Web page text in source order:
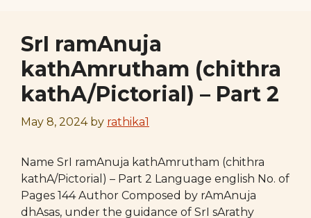
SrI ramAnuja
kathAmrutham (chithra
kathA/Pictorial) – Part 2
May 8, 2024 by rathika1
Name SrI ramAnuja kathAmrutham (chithra
kathA/Pictorial) – Part 2 Language english No. of
Pages 144 Author Composed by rAmAnuja
dhAsas, under the guidance of SrI sArathy